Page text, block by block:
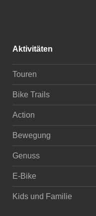
Aktivitäten
Touren
Bike Trails
Action
Bewegung
Genuss
E-Bike
Kids und Familie